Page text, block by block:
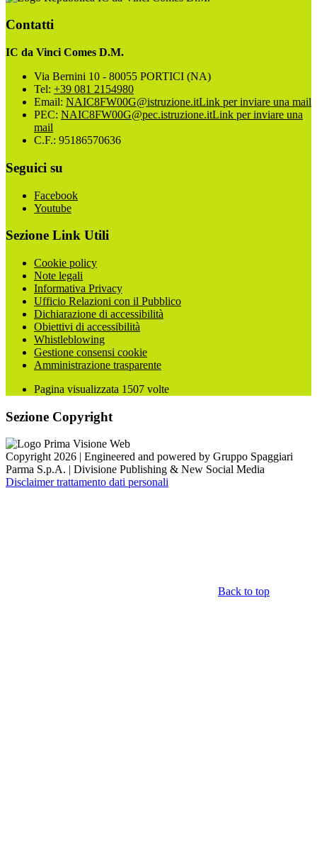
Contatti
IC da Vinci Comes D.M.
Via Bernini 10 - 80055 PORTICI (NA)
Tel: +39 081 2154980
Email: NAIC8FW00G@istruzione.itLink per inviare una mail
PEC: NAIC8FW00G@pec.istruzione.itLink per inviare una
mail
C.F.: 95186570636
Seguici su
Facebook
Youtube
Sezione Link Utili
Cookie policy
Note legali
Informativa Privacy
Ufficio Relazioni con il Pubblico
Dichiarazione di accessibilità
Obiettivi di accessibilità
Whistleblowing
Gestione consensi cookie
Amministrazione trasparente
Pagina visualizzata 1507 volte
Sezione Copyright
Copyright 2026 | Engineered and powered by Gruppo Spaggiari
Parma S.p.A. | Divisione Publishing & New Social Media
Disclaimer trattamento dati personali
Back to top